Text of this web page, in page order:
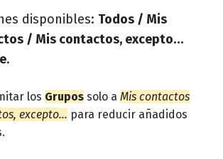
disponibles: Todos / Mis
/ Mis contactos, excepto…
.
los Grupos solo a Mis contactos
excepto… para reducir añadidos